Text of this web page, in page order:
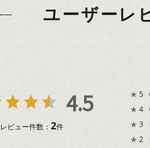
ユーザーレ
4.5
レビュー件数： 2件
★ 5
★ 4
★ 3
★ 2